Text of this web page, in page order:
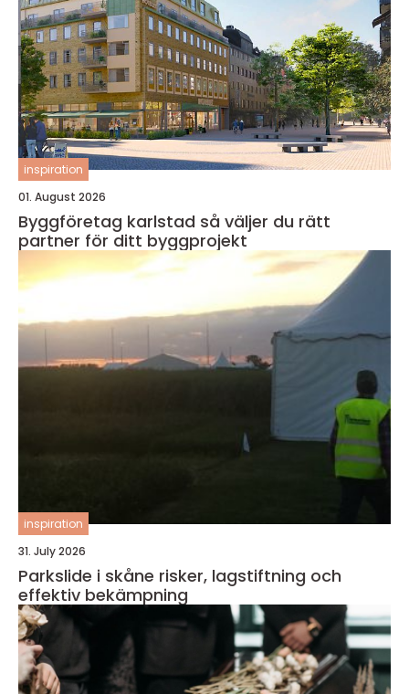
inspiration
01. August 2026
Byggföretag karlstad så väljer du rätt
partner för ditt byggprojekt
inspiration
31. July 2026
Parkslide i skåne risker, lagstiftning och
effektiv bekämpning